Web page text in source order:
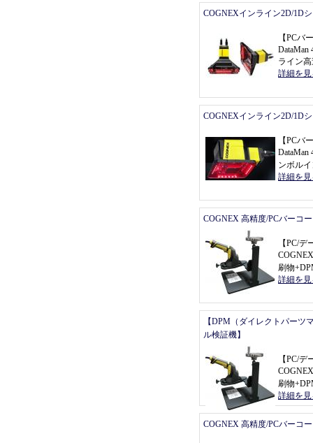
COGNEXインライン2D/1D
【PCバ
ライン
詳細を
COGNEXインライン2D/1D
【PCバ
DataMan
ンボル
詳細を
COGNEX 高精度/PCバーコ
【PC/デ
刷物
詳細を
【DPM（ダイレクトパーツ
ル検証機】
【PC/デ
刷物
詳細を
COGNEX 高精度/PCバーコ